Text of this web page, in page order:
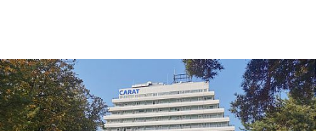
Vor allem aber Zeit für einen gemütlichen Abend bei leckerem
Essen und erlesenen Getränken mit den Kolleginnen und
Kollegen.
Wir sagen DANKE! für die Zusammenarbeit im letzten Jahr und
wünschen allen Auftraggeber*innen, Geschäftspartner*innen